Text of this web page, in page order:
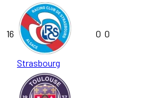
16
Strasbourg
0 0